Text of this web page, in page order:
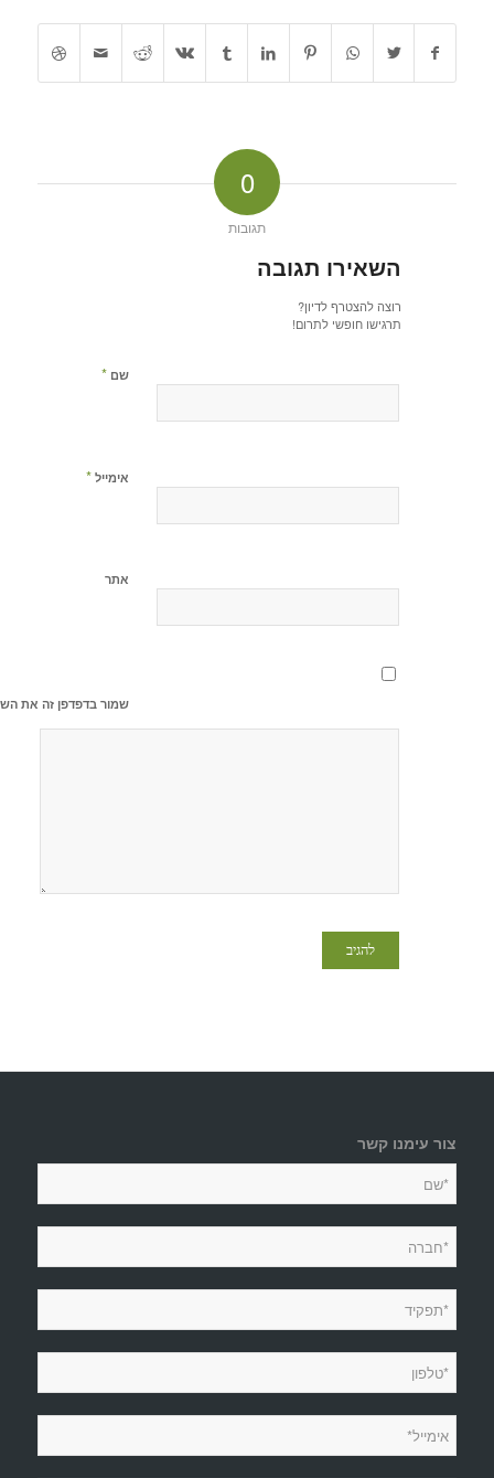
0
תגובות
השאירו תגובה
רוצה להצטרף לדיון?
תרגישו חופשי לתרום!
שם *
אימייל *
אתר
שמור בדפדפן זה את
צור עימנו קשר